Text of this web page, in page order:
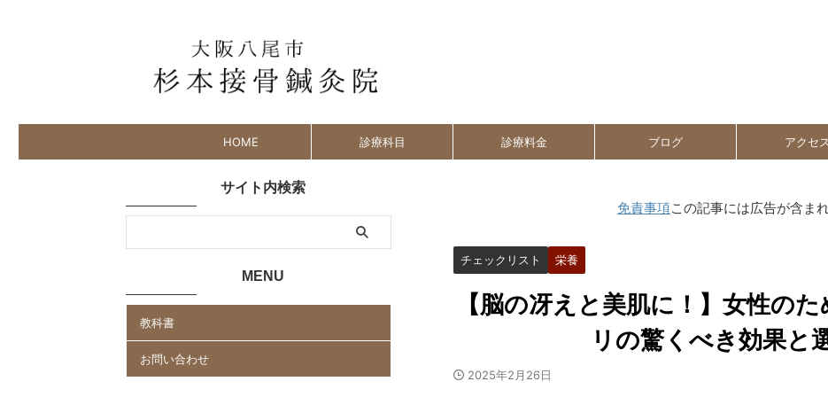
HOME 診療科目 診療料金 ブログ アクセス
免責事項この記事には広告が含ま
チェックリスト 栄養
【脳の冴えと美肌に！】女性の
リの驚くべき効果と
2025年2月26日
サイト内検索
MENU
教科書
お問い合わせ